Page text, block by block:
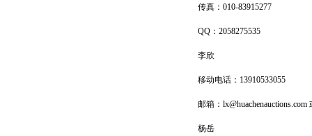
传真：010-83915277
QQ：2058275535
李欣
移动电话：13910533055
邮箱：lx@huachenauctions.com
杨岳